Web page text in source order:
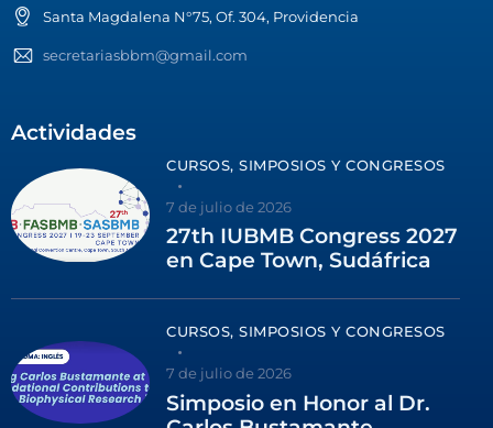
Santa Magdalena N°75, Of. 304, Providencia
secretariasbbm@gmail.com
Actividades
CURSOS, SIMPOSIOS Y CONGRESOS
7 de julio de 2026
27th IUBMB Congress 2027
en Cape Town, Sudáfrica
CURSOS, SIMPOSIOS Y CONGRESOS
7 de julio de 2026
Simposio en Honor al Dr.